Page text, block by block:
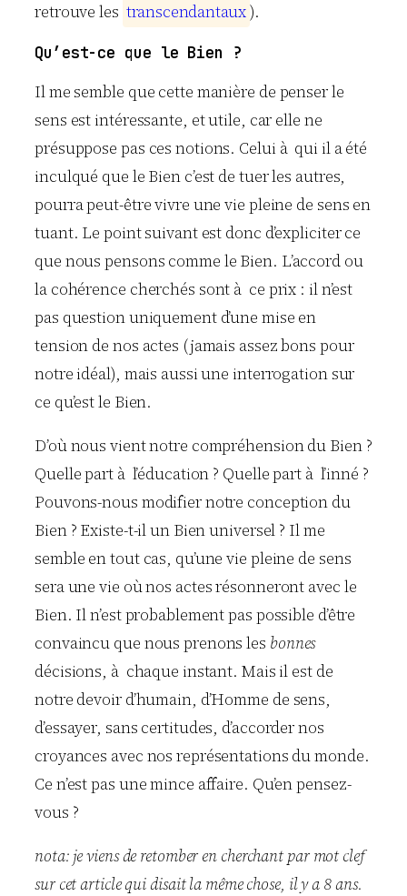
retrouve les transcendantaux).
Qu’est-ce que le Bien ?
Il me semble que cette manière de penser le
sens est intéressante, et utile, car elle ne
présuppose pas ces notions. Celui à qui il a été
inculqué que le Bien c’est de tuer les autres,
pourra peut-être vivre une vie pleine de sens en
tuant. Le point suivant est donc d’expliciter ce
que nous pensons comme le Bien. L’accord ou
la cohérence cherchés sont à ce prix : il n’est
pas question uniquement d’une mise en
tension de nos actes (jamais assez bons pour
notre idéal), mais aussi une interrogation sur
ce qu’est le Bien.
D’où nous vient notre compréhension du Bien ?
Quelle part à l’éducation ? Quelle part à l’inné ?
Pouvons-nous modifier notre conception du
Bien ? Existe-t-il un Bien universel ? Il me
semble en tout cas, qu’une vie pleine de sens
sera une vie où nos actes résonneront avec le
Bien. Il n’est probablement pas possible d’être
convaincu que nous prenons les bonnes
décisions, à chaque instant. Mais il est de
notre devoir d’humain, d’Homme de sens,
d’essayer, sans certitudes, d’accorder nos
croyances avec nos représentations du monde.
Ce n’est pas une mince affaire. Qu’en pensez-
vous ?
nota: je viens de retomber en cherchant par mot clef
sur cet article qui disait la même chose, il y a 8 ans.